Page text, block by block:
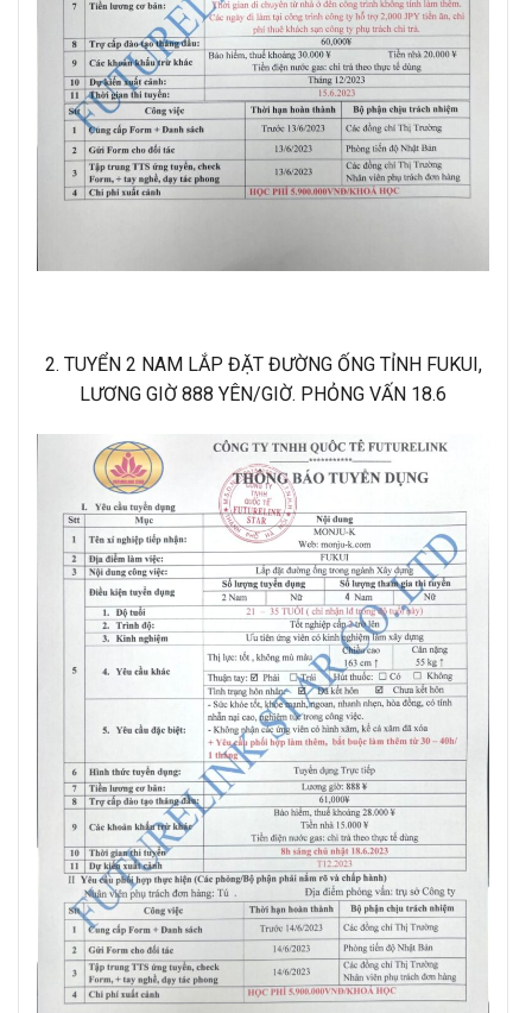
2. TUYỂN 2 NAM LẮP ĐẶT ĐƯỜNG ỐNG TỈNH FUKUI,
LƯƠNG GIỜ 888 YÊN/GIỜ. PHỎNG VẤN 18.6